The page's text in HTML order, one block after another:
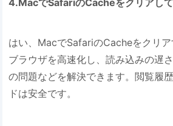
4.MacでSafariのCacheをクリアし
はい、MacでSafariのCacheをクリア
ブラウザを高速化し、読み込みの遅
の問題などを解決できます。閲覧履
ドは安全です。